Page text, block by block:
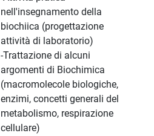
nell'insegnamento della
biochiica (progettazione
attività di laboratorio)
-Trattazione di alcuni
argomenti di Biochimica
(macromolecole biologiche,
enzimi, concetti generali del
metabolismo, respirazione
cellulare)